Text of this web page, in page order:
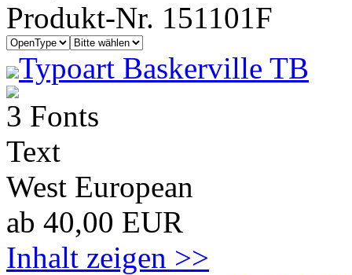
Produkt-Nr. 151101F
Typoart Baskerville TB
3 Fonts
Text
West European
ab 40,00 EUR
Inhalt zeigen >>